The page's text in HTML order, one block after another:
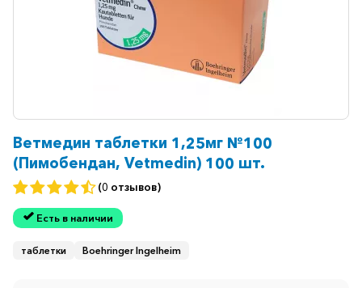
Ветмедин таблетки 1,25мг №100
(Пимобендан, Vetmedin) 100 шт.
(0 отзывов)
Есть в наличии
таблетки Boehringer Ingelheim